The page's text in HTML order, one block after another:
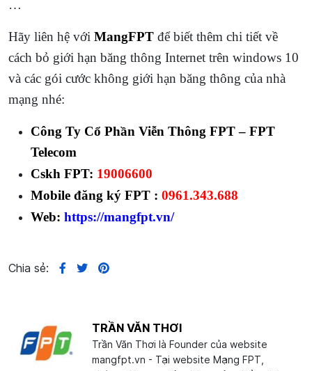
…
Hãy liên hệ với MangFPT để biết thêm chi tiết về
cách bỏ giới hạn băng thông Internet trên windows 10
và các gói cước không giới hạn băng thông của nhà
mạng nhé:
Công Ty Cổ Phần Viễn Thông FPT – FPT
Telecom
Cskh FPT: 19006600
Mobile đăng ký FPT : 0961.343.688
Web: https://mangfpt.vn/
Chia sẻ:
TRẦN VĂN THƠI
Trần Văn Thơi là Founder của website
mangfpt.vn - Tại website Mạng FPT,